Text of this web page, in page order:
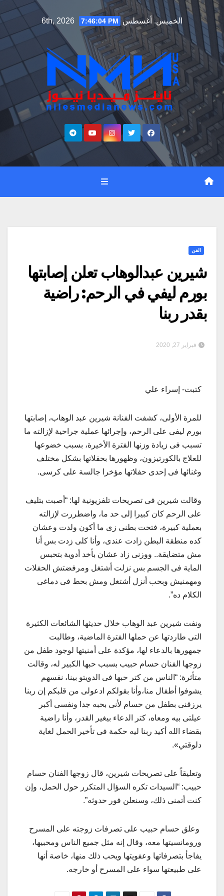
Skip
to
content
الخميس. أغسطس 6th, 2026 7:46:05 PM
الفن
شيرين عبدالوهاب تعلن إصابتها
بورم ليفي في الرحم: راضية
بقدر ربنا
فبراير 27, 2020
كتبت- إسراء علي
للمرة الأولى، كشفت الفنانة شيرين عبد الوهاب، إصابتها
بورم ليفى على الرحم، وإجرائها عملية جراحية لإزالته ما
تسبب فى زيادة وزنها الفترة الأخيرة، بسبب خضوعها
للعلاج بالكورتيزون، وظهورها بحفلاتها بشكل مختلف
وغنائها فى إحدى حفلاتها مؤخرا جالسة على كرسى.
وقالت شيرين فى تصريحات تلفزيونية لها: “أصبت بتليف
على الرحم كان كبيرا إلى حد ما، واضطررت لإزالته
بعملية كبيرة، فتحت بطنى زى ما أكون ولدت وعشان
كده منطقة البطن زادت عندى، وأنا كلى زدت بس أنا
مش متضايقة.. ووزنى زاد عشان بأخد أدوية بتحبس
الماية فى الجسم بس نزلت أشتغل ومرفضتش الحفلات
ومهمنيش وبحب أنزل أشتغل ومش بحط فى دماغى
الكلام ده”.
ونفت شيرين عبد الوهاب خلال حديثها الشائعات الكثيرة
التى طاردتها عن حملها الفترة الماضية، وطالبت
جمهورها بالدعاء لها، مؤكدة على أمنيتها لوجود طفل من
زوجها الفنان حسام حبيب بسبب حبها الكبير له، وقالت
متأثرة: “الناس من كتر حبها فى الدويتو بينا، نفسهم
يشوفوا أطفال منا،وأنا بقولكم ادعولى من قلبكم إن ربنا
يرزقنى بطفل من حسام لأنى بحبه جدا ونفسى أكبر
عيلتى بيه ومعاه، كتر الدعاء بيغير القدر، وأنا راضية
بقضاء الله أكيد ربنا ليه حكمة فى تأخير الحمل لغاية
دلوقتي».
وتعليقاً على تصريحات شيرين، قال زوجها الفنان حسام
حبيب: “السيدات تكره السؤال المتكرر حول الحمل، وإن
كنت أتمنى ذلك، وسنعلن فور حدوثه”.
وعلق حسام حبيب على تصرفات زوجته على المسرح
ورومانسيتها معه، وقال إنه مثل جميع الناس ومحبيها،
يفاجأ بتصرفاتها وعفويتها ويحب ذلك منها، خاصة أنها
على طبيعتها سواء على المسرح أو خارجه.